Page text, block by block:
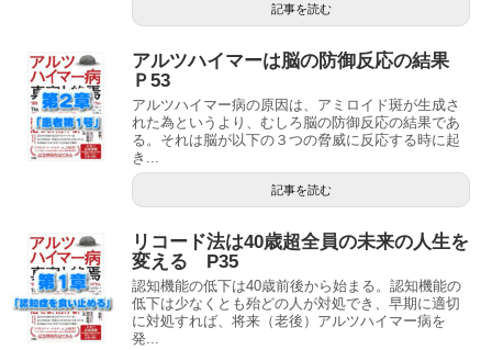
記事を読む
アルツハイマーは脳の防御反応の結果
Ｐ53
アルツハイマー病の原因は、アミロイド斑が生成さ
れた為というより、むしろ脳の防御反応の結果であ
る。それは脳が以下の３つの脅威に反応する時に起
き...
記事を読む
リコード法は40歳超全員の未来の人生を
変える P35
認知機能の低下は40歳前後から始まる。認知機能の
低下は少なくとも殆どの人が対処でき、早期に適切
に対処すれば、将来（老後）アルツハイマー病を
発...